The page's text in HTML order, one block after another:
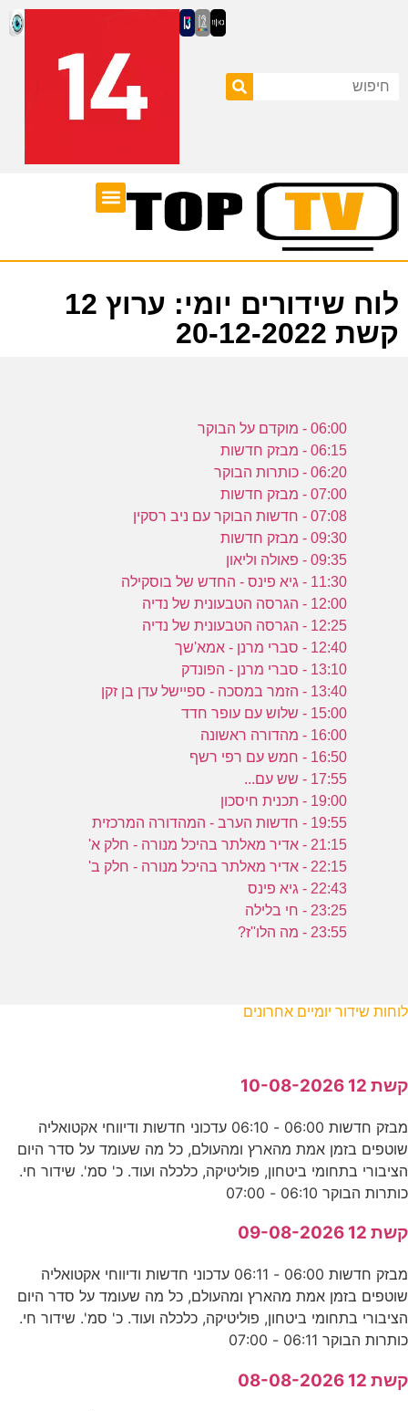
לוח שידורים יומי: ערוץ 12
קשת 20-12-2022
06:00 - מוקדם על הבוקר
06:15 - מבזק חדשות
06:20 - כותרות הבוקר
07:00 - מבזק חדשות
07:08 - חדשות הבוקר עם ניב רסקין
09:30 - מבזק חדשות
09:35 - פאולה וליאון
11:30 - גיא פינס - החדש של בוסקילה
12:00 - הגרסה הטבעונית של נדיה
12:25 - הגרסה הטבעונית של נדיה
12:40 - סברי מרנן - אמא'שך
13:10 - סברי מרנן - הפונדק
13:40 - הזמר במסכה - ספיישל עדן בן זקן
15:00 - שלוש עם עופר חדד
16:00 - מהדורה ראשונה
16:50 - חמש עם רפי רשף
17:55 - שש עם...
19:00 - תכנית חיסכון
19:55 - חדשות הערב - המהדורה המרכזית
21:15 - אדיר מאלתר בהיכל מנורה - חלק א'
22:15 - אדיר מאלתר בהיכל מנורה - חלק ב'
22:43 - גיא פינס
23:25 - חי בלילה
23:55 - מה הלו''ז?
לוחות שידור יומיים אחרונים
קשת 12 10-08-2026
מבזק חדשות 06:00 - 06:10 עדכוני חדשות ודיווחי אקטואליה
שוטפים בזמן אמת מהארץ ומהעולם, כל מה שעומד על סדר היום
הציבורי בתחומי ביטחון, פוליטיקה, כלכלה ועוד. כ' סמ'. שידור חי.
כותרות הבוקר 06:10 - 07:00
קשת 12 09-08-2026
מבזק חדשות 06:00 - 06:11 עדכוני חדשות ודיווחי אקטואליה
שוטפים בזמן אמת מהארץ ומהעולם, כל מה שעומד על סדר היום
הציבורי בתחומי ביטחון, פוליטיקה, כלכלה ועוד. כ' סמ'. שידור חי.
כותרות הבוקר 06:11 - 07:00
קשת 12 08-08-2026